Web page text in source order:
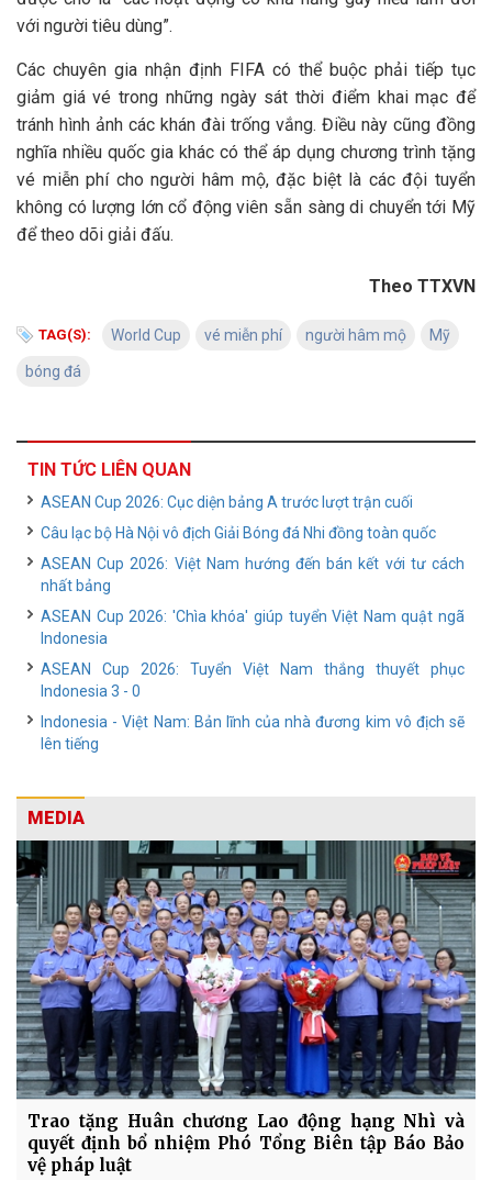
với người tiêu dùng”.
Các chuyên gia nhận định FIFA có thể buộc phải tiếp tục
giảm giá vé trong những ngày sát thời điểm khai mạc để
tránh hình ảnh các khán đài trống vắng. Điều này cũng đồng
nghĩa nhiều quốc gia khác có thể áp dụng chương trình tặng
vé miễn phí cho người hâm mộ, đặc biệt là các đội tuyển
không có lượng lớn cổ động viên sẵn sàng di chuyển tới Mỹ
để theo dõi giải đấu.
Theo TTXVN
TAG(S): World Cup vé miễn phí người hâm mộ Mỹ
bóng đá
TIN TỨC LIÊN QUAN
ASEAN Cup 2026: Cục diện bảng A trước lượt trận cuối
Câu lạc bộ Hà Nội vô địch Giải Bóng đá Nhi đồng toàn quốc
ASEAN Cup 2026: Việt Nam hướng đến bán kết với tư cách
nhất bảng
ASEAN Cup 2026: 'Chìa khóa' giúp tuyển Việt Nam quật ngã
Indonesia
ASEAN Cup 2026: Tuyển Việt Nam thắng thuyết phục
Indonesia 3 - 0
Indonesia - Việt Nam: Bản lĩnh của nhà đương kim vô địch sẽ
lên tiếng
MEDIA
Trao tặng Huân chương Lao động hạng Nhì và
quyết định bổ nhiệm Phó Tổng Biên tập Báo Bảo
vệ pháp luật